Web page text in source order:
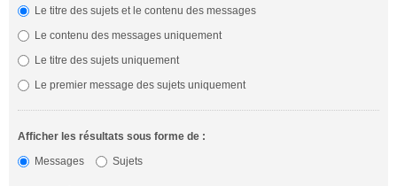
Le titre des sujets et le contenu des messages
Le contenu des messages uniquement
Le titre des sujets uniquement
Le premier message des sujets uniquement
Afficher les résultats sous forme de :
Messages
Sujets